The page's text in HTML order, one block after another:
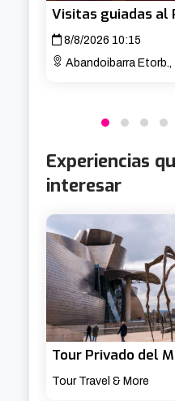
8/8/2026 10:15
Abandoibarra Etorb.,
Experiencias
interesar
Tour Travel & More